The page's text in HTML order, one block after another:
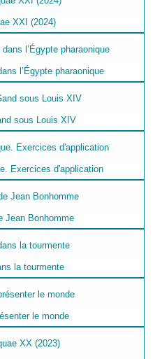
XXI (2024)
l’Égypte pharaonique
sous Louis XIV
Exercices d'application
Jean Bonhomme
la tourmente
le monde